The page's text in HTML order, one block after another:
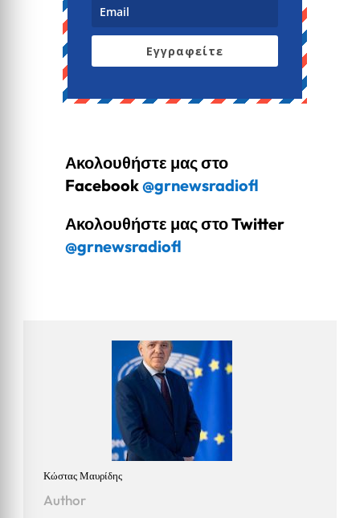
Εγγραφείτε
Ακολουθήστε μας στο
Facebook@grnewsradiofl
Ακολουθήστε μας στο Twitter
@grnewsradiofl
Κώστας Μαυρίδης
Author